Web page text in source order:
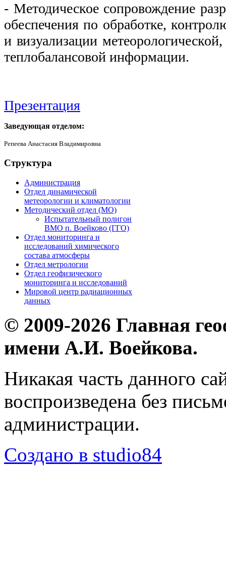
- Методическое сопровождение
обеспечения по обработке,
и визуализации
теплобалансовой информации.
Презентация
Заведующая отделом:
Репеева Анастасия Владимировна
Структура
Администрация
Отдел динамической
метеорологии и климатологии
Методический отдел (МО)
Испытательный полигон
ВМО п. Воейково (ГГО)
Отдел мониторинга и
исследований химического
состава атмосферы
Отдел метрологии
Отдел геофизического
мониторинга и исследований
Мировой центр радиационных
данных
© 2009-2026 Главная
имени А.И. Воейкова.
Никакая часть данного
воспроизведена без
администрации.
Создано в studio84